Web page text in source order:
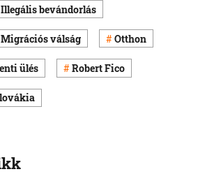
Illegális bevándorlás
Migrációs válság Otthon
ülés Robert Fico